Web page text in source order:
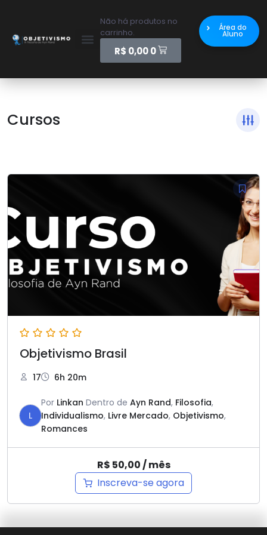
Não há produtos no
carrinho.
R$ 0,00 0
Área do
Aluno
Cursos
Objetivismo Brasil
17 6h 20m
L
Por Linkan Dentro de Ayn Rand, Filosofia,
Individualismo, Livre Mercado, Objetivismo,
Romances
R$ 50,00/ mês
Inscreva-se agora